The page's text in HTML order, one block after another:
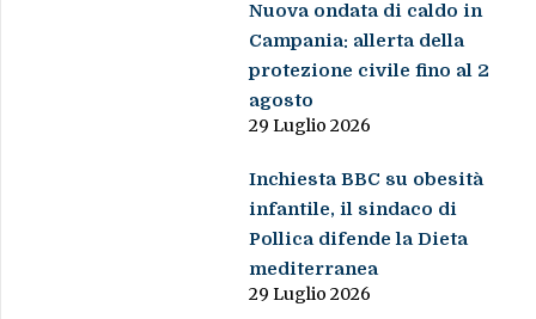
Nuova ondata di caldo in
Campania: allerta della
protezione civile fino al 2
agosto
29 Luglio 2026
Inchiesta BBC su obesità
infantile, il sindaco di
Pollica difende la Dieta
mediterranea
29 Luglio 2026